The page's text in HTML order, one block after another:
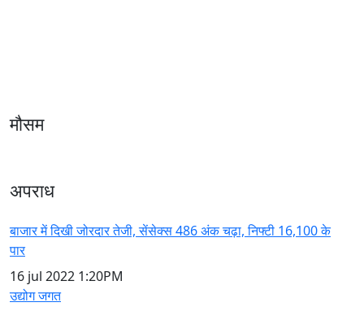
मौसम
अपराध
बाजार में दिखी जोरदार तेजी, सेंसेक्स 486 अंक चढ़ा, निफ्टी 16,100 के
पार
16 jul 2022 1:20PM
उद्योग जगत